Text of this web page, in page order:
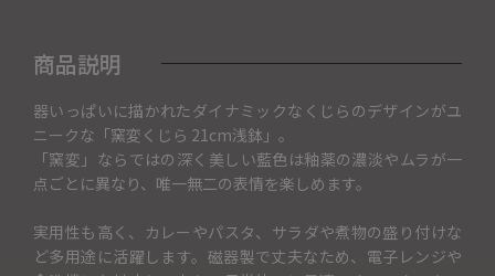
商品説明
器いっぱいに描かれたダイナミックなくじらのデザインがユ
ニークな「窯変くじら 21cm浅鉢」。
「窯変」ならではの深く美しい藍色は釉薬の濃淡やムラが一
点ごとに異なり、唯一無二の表情を楽しめます。
実用性も高く、カレーやパスタ、サラダや煮物の盛り付けな
ど多用途に活躍します。磁器製で丈夫なため、電子レンジや